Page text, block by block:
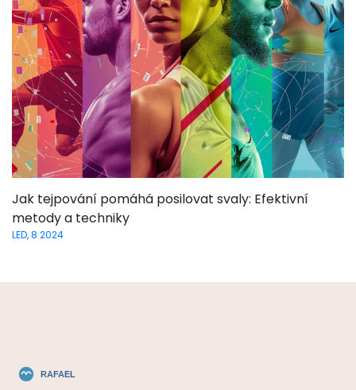
Jak tejpování pomáhá posilovat svaly: Efektivní
metody a techniky
LED, 8 2024